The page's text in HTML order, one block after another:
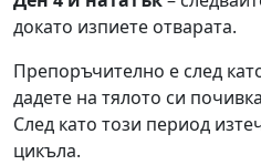
докато изпиете отварата.
Препоръчително е след
дадете на тялото си
След като този период
цикъла.